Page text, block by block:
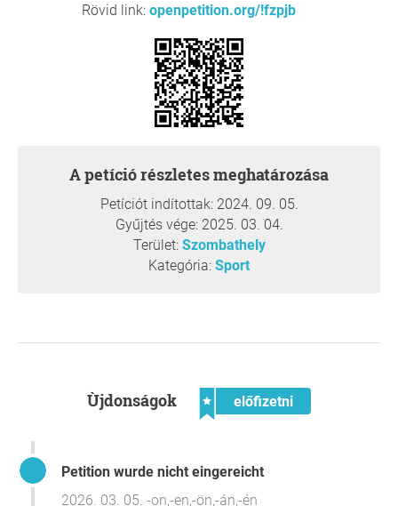
elveszik a szülőktől és a gyerektől a szabad választás
Az nem megoldás, hogy a gyerek akkor keressen más
sportágat, vagy egy távoli városba kelljen úszásra vinni.
Szeretnénk kérni az ügyben közbenjárását, hogy a
szombathelyi és a környékbeli gyermekek és szüleik
Városi Uszoda biztosítsa ehhez egyenrangúan a
Köszönjük a támogatást!
Nagyon szépen köszönöm a támogatást,
, Szombathely
Rövid link: openpetition.org/!fzpjb
A petíció részletes meghatározása
Petíciót indítottak: 2024. 09. 05.
Gyűjtés vége: 2025. 03. 04.
Terület: Szombathely
Kategória: Sport
Ùjdonságok előfizetni
Petition wurde nicht eingereicht
2026. 03. 05. -on,-en,-ön,-án,-én